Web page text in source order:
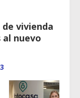
vivienda
nuevo